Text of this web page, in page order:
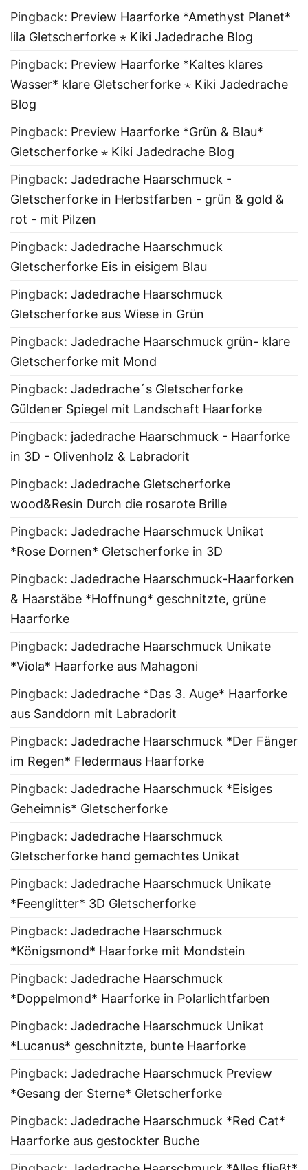
Pingback: Preview Haarforke *Amethyst Planet*
lila Gletscherforke ⋆ Kiki Jadedrache Blog
Pingback: Preview Haarforke *Kaltes klares
Wasser* klare Gletscherforke ⋆ Kiki Jadedrache
Blog
Pingback: Preview Haarforke *Grün & Blau*
Gletscherforke ⋆ Kiki Jadedrache Blog
Pingback: Jadedrache Haarschmuck -
Gletscherforke in Herbstfarben - grün & gold &
rot - mit Pilzen
Pingback: Jadedrache Haarschmuck
Gletscherforke Eis in eisigem Blau
Pingback: Jadedrache Haarschmuck
Gletscherforke aus Wiese in Grün
Pingback: Jadedrache Haarschmuck grün- klare
Gletscherforke mit Mond
Pingback: Jadedrache´s Gletscherforke
Güldener Spiegel mit Landschaft Haarforke
Pingback: jadedrache Haarschmuck - Haarforke
in 3D - Olivenholz & Labradorit
Pingback: Jadedrache Gletscherforke
wood&Resin Durch die rosarote Brille
Pingback: Jadedrache Haarschmuck Unikat
*Rose Dornen* Gletscherforke in 3D
Pingback: Jadedrache Haarschmuck-Haarforken
& Haarstäbe *Hoffnung* geschnitzte, grüne
Haarforke
Pingback: Jadedrache Haarschmuck Unikate
*Viola* Haarforke aus Mahagoni
Pingback: Jadedrache *Das 3. Auge* Haarforke
aus Sanddorn mit Labradorit
Pingback: Jadedrache Haarschmuck *Der Fänger
im Regen* Fledermaus Haarforke
Pingback: Jadedrache Haarschmuck *Eisiges
Geheimnis* Gletscherforke
Pingback: Jadedrache Haarschmuck
Gletscherforke hand gemachtes Unikat
Pingback: Jadedrache Haarschmuck Unikate
*Feenglitter* 3D Gletscherforke
Pingback: Jadedrache Haarschmuck
*Königsmond* Haarforke mit Mondstein
Pingback: Jadedrache Haarschmuck
*Doppelmond* Haarforke in Polarlichtfarben
Pingback: Jadedrache Haarschmuck Unikat
*Lucanus* geschnitzte, bunte Haarforke
Pingback: Jadedrache Haarschmuck Preview
*Gesang der Sterne* Gletscherforke
Pingback: Jadedrache Haarschmuck *Red Cat*
Haarforke aus gestockter Buche